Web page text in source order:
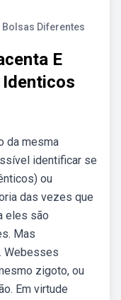
Bolsas Diferentes
E
da mesma
identificar se
ou
das vezes que
eles são
Mas
Webesses
zigoto, ou
Em virtude